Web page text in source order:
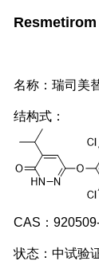
Resmetirom
名称：瑞司美
结构式：
CAS：
状态：中试验